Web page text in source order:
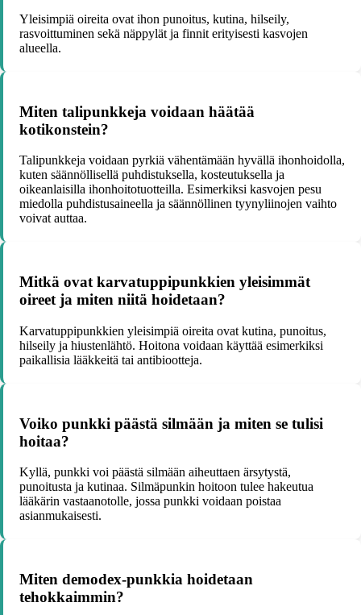
Yleisimpiä oireita ovat ihon punoitus, kutina, hilseily,
rasvoittuminen sekä näppylät ja finnit erityisesti kasvojen
alueella.
Miten talipunkkeja voidaan häätää
kotikonstein?
Talipunkkeja voidaan pyrkiä vähentämään hyvällä ihonhoidolla,
kuten säännöllisellä puhdistuksella, kosteutuksella ja
oikeanlaisilla ihonhoitotuotteilla. Esimerkiksi kasvojen pesu
miedolla puhdistusaineella ja säännöllinen tyynyliinojen vaihto
voivat auttaa.
Mitkä ovat karvatuppipunkkien yleisimmät
oireet ja miten niitä hoidetaan?
Karvatuppipunkkien yleisimpiä oireita ovat kutina, punoitus,
hilseily ja hiustenlähtö. Hoitona voidaan käyttää esimerkiksi
paikallisia lääkkeitä tai antibiootteja.
Voiko punkki päästä silmään ja miten se tulisi
hoitaa?
Kyllä, punkki voi päästä silmään aiheuttaen ärsytystä,
punoitusta ja kutinaa. Silmäpunkin hoitoon tulee hakeutua
lääkärin vastaanotolle, jossa punkki voidaan poistaa
asianmukaisesti.
Miten demodex-punkkia hoidetaan
tehokkaimmin?